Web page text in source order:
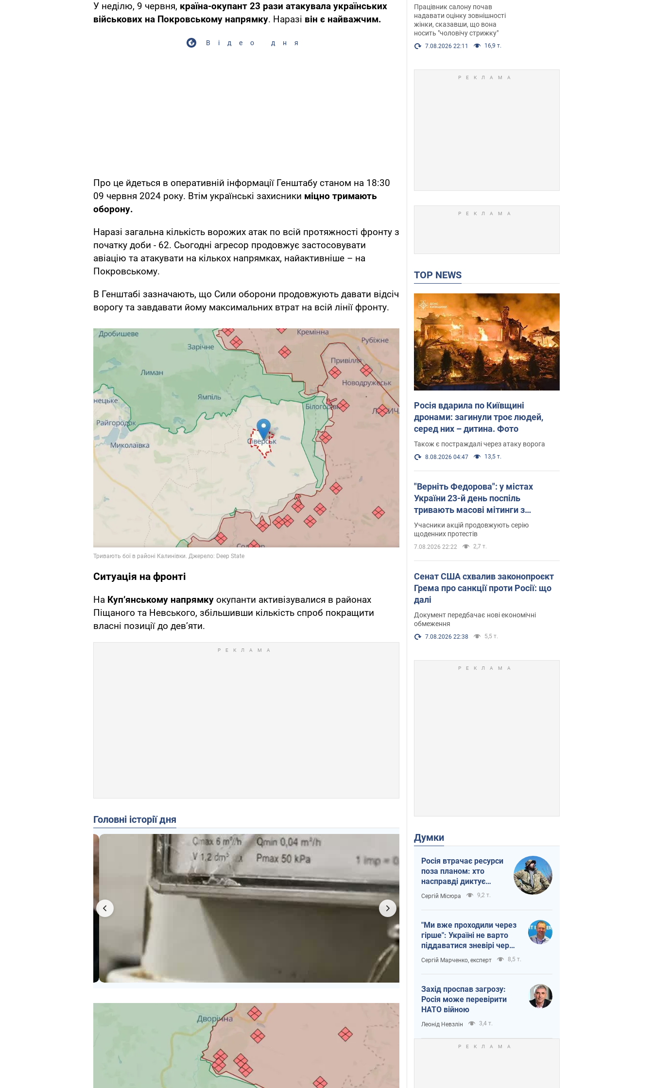
У неділю, 9 червня, країна-окупант 23 рази атакувала українських
військових на Покровському напрямку. Наразі він є найважчим.
Відео дня
Про це йдеться в оперативній інформації Генштабу станом на 18:30
09 червня 2024 року. Втім українські захисники міцно тримають
оборону.
Наразі загальна кількість ворожих атак по всій протяжності фронту з
початку доби - 62. Сьогодні агресор продовжує застосовувати
авіацію та атакувати на кількох напрямках, найактивніше – на
Покровському.
В Генштабі зазначають, що Сили оборони продовжують давати відсіч
ворогу та завдавати йому максимальних втрат на всій лінії фронту.
Ситуація на фронті
На Куп’янському напрямку окупанти активізувалися в районах
Піщаного та Невського, збільшивши кількість спроб покращити
власні позиції до дев’яти.
Головні історії дня
після хімієтерапії,
розгорівся скандал.
Фото
Працівник салону почав
надавати оцінку зовнішності
жінки, сказавши, що вона
носить "чоловічу стрижку"
7.08.2026 22:11 16,9 т.
TOP NEWS
Росія вдарила по Київщині
дронами: загинули троє людей,
серед них – дитина. Фото
Також є постраждалі через атаку ворога
8.08.2026 04:47 13,5 т.
"Верніть Федорова": у містах
України 23-й день поспіль
тривають масові мітинги з
картонками. Фото і відео
Учасники акцій продовжують серію
щоденних протестів
7.08.2026 22:22 2,7 т.
Сенат США схвалив законопроєкт
Грема про санкції проти Росії: що
далі
Документ передбачає нові економічні
обмеження
7.08.2026 22:38 5,5 т.
Думки
Росія втрачає ресурси
поза планом: хто
насправді диктує
темп війни
Сергій Місюра 9,2 т.
"Ми вже проходили через
гірше": Україні не варто
піддаватися зневірі через
ракетний терор
Сергій Марченко, експерт 8,5 т.
Захід проспав загрозу:
Росія може перевірити
НАТО війною
Леонід Невзлін 3,4 т.